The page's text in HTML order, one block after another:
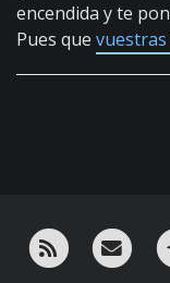
encendida y te
Pues que
RSS